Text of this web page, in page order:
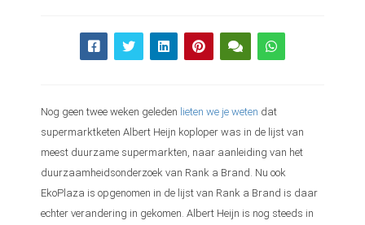
Nog geen twee weken geleden lieten we je weten dat
supermarktketen Albert Heijn koploper was in de lijst van
meest duurzame supermarkten, naar aanleiding van het
duurzaamheidsonderzoek van Rank a Brand. Nu ook
EkoPlaza is opgenomen in de lijst van Rank a Brand is daar
echter verandering in gekomen. Albert Heijn is nog steeds in